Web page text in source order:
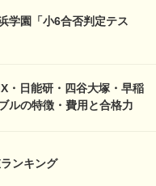
学園「小6合否判定テス
・日能研・四谷大塚・早稲
ルの特徴・費用と合格力
ンキング